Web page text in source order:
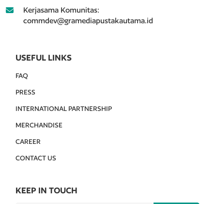
Kerjasama Komunitas:
commdev@gramediapustakautama.id
USEFUL LINKS
FAQ
PRESS
INTERNATIONAL PARTNERSHIP
MERCHANDISE
CAREER
CONTACT US
KEEP IN TOUCH